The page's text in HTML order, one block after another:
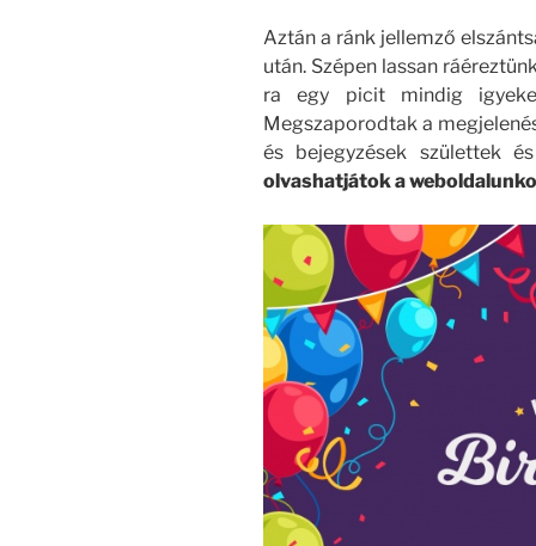
Aztán a ránk jellemző
után. Szépen lassan
ra egy picit mindig
Megszaporodtak a
és bejegyzések születtek
olvashatjátok a